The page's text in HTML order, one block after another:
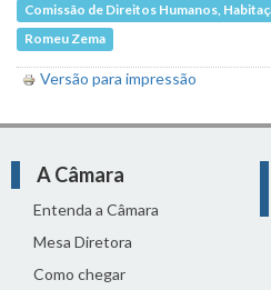
Comissão de Direitos Humanos,
Romeu Zema
Versão para impressão
A Câmara
Entenda a Câmara
Mesa Diretora
Como chegar